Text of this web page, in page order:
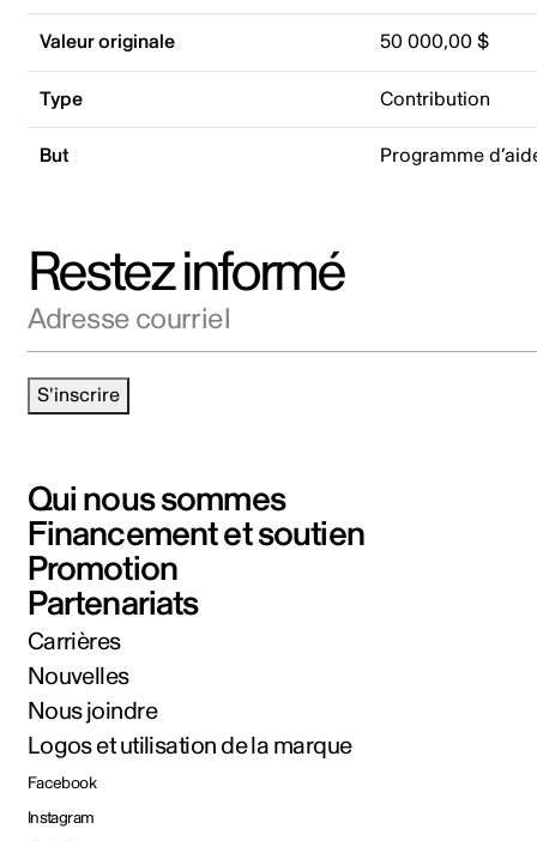
Valeur originale 50 000,00 $
Type Contribution
But Programme
Restez informé
S'inscrire
Qui nous sommes
Financement et soutien
Promotion
Partenariats
Carrières
Nouvelles
Nous joindre
Logos et utilisation de la marque
Facebook
Instagram